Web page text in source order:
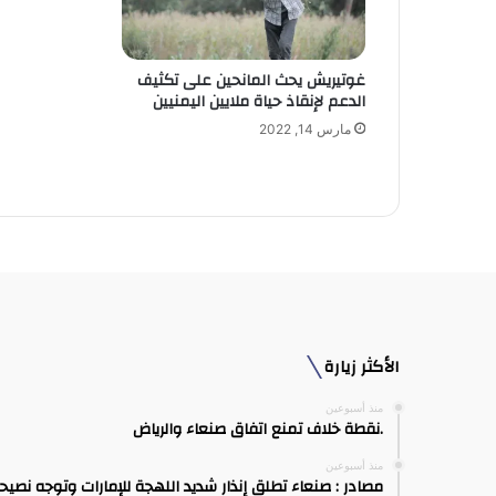
ت
و
ن
ي
غوتيريش يحث المانحين على تكثيف
الدعم لإنقاذ حياة ملايين اليمنيين
مارس 14, 2022
الأكثر زيارة
منذ أسبوعين
.نقطة خلاف تمنع اتفاق صنعاء والرياض
منذ أسبوعين
مصادر : صنعاء تطلق إنذار شديد اللهجة للإمارات وتوجه